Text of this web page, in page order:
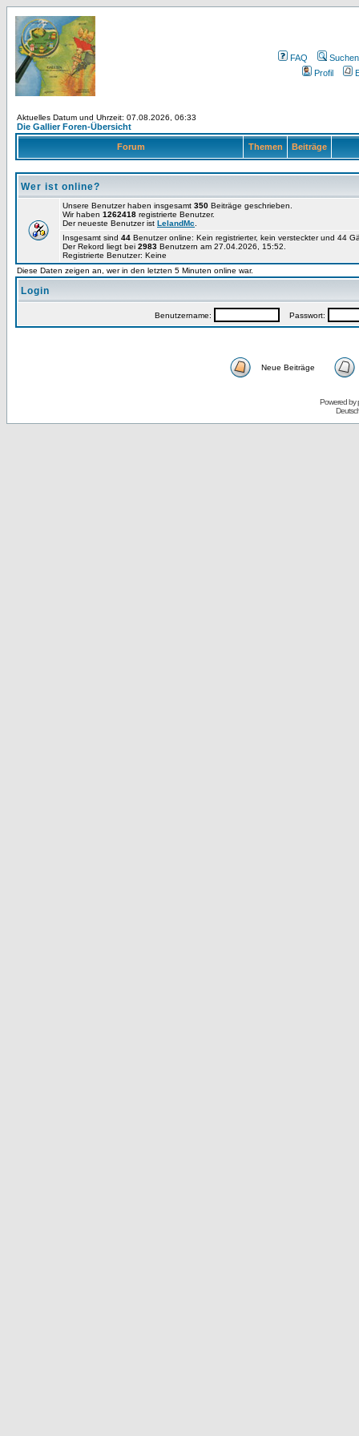
FAQ
Suchen
Profil
Aktuelles Datum und Uhrzeit: 07.08.2026, 06:33
Die Gallier Foren-Übersicht
Forum Themen Beiträge
Wer ist online?
Unsere Benutzer haben insgesamt 350 Beiträge geschrieben.
Wir haben 1262418 registrierte Benutzer.
Der neueste Benutzer ist LelandMc
Insgesamt sind 44 Benutzer online: Kein registrierter, kein versteckter und 44
Der Rekord liegt bei 2983 Benutzern am 27.04.2026, 15:52.
Registrierte Benutzer: Keine
Diese Daten zeigen an, wer in den letzten 5 Minuten online war.
Login
Benutzername: Passwort:
Neue Beiträge
Powered by